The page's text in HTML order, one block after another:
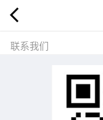
联系我们